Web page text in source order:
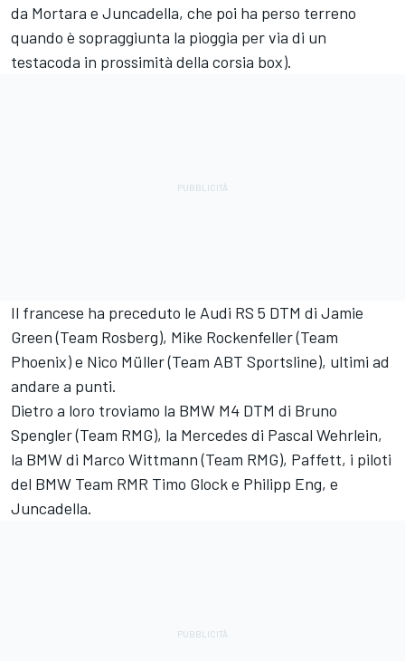
da Mortara e Juncadella, che poi ha perso terreno
quando è sopraggiunta la pioggia per via di un
testacoda in prossimità della corsia box).
Il francese ha preceduto le Audi RS 5 DTM di Jamie
Green (Team Rosberg), Mike Rockenfeller (Team
Phoenix) e Nico Müller (Team ABT Sportsline), ultimi ad
andare a punti.
Dietro a loro troviamo la BMW M4 DTM di Bruno
Spengler (Team RMG), la Mercedes di Pascal Wehrlein,
la BMW di Marco Wittmann (Team RMG), Paffett, i piloti
del BMW Team RMR Timo Glock e Philipp Eng, e
Juncadella.